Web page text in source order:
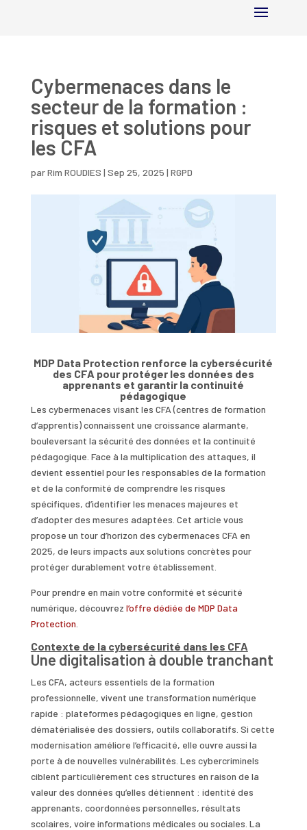
Cybermenaces dans le
secteur de la formation :
risques et solutions pour
les CFA
parRim ROUDIES | Sep 25, 2025 | RGPD
MDP Data Protection renforce la cybersécurité
des CFA pour protéger les données des
apprenants et garantir la continuité
pédagogique
Les cybermenaces visant les CFA (centres de formation
d’apprentis) connaissent une croissance alarmante,
bouleversant la sécurité des données et la continuité
pédagogique. Face à la multiplication des attaques, il
devient essentiel pour les responsables de la formation
et de la conformité de comprendre les risques
spécifiques, d’identifier les menaces majeures et
d’adopter des mesures adaptées. Cet article vous
propose un tour d’horizon des cybermenaces CFA en
2025, de leurs impacts aux solutions concrètes pour
protéger durablement votre établissement.
Pour prendre en main votre conformité et sécurité
numérique, découvrez l’offre dédiée de MDP Data
Protection
Contexte de la cybersécurité dans les CFA
Une digitalisation à double tranchant
Les CFA, acteurs essentiels de la formation
professionnelle, vivent une transformation numérique
rapide : plateformes pédagogiques en ligne, gestion
dématérialisée des dossiers, outils collaboratifs. Si cette
modernisation améliore l’efficacité, elle ouvre aussi la
porte à de nouvelles vulnérabilités. Les cybercriminels
ciblent particulièrement ces structures en raison de la
valeur des données qu’elles détiennent : identité des
apprenants, coordonnées personnelles, résultats
scolaires, voire informations médicales ou sociales. La